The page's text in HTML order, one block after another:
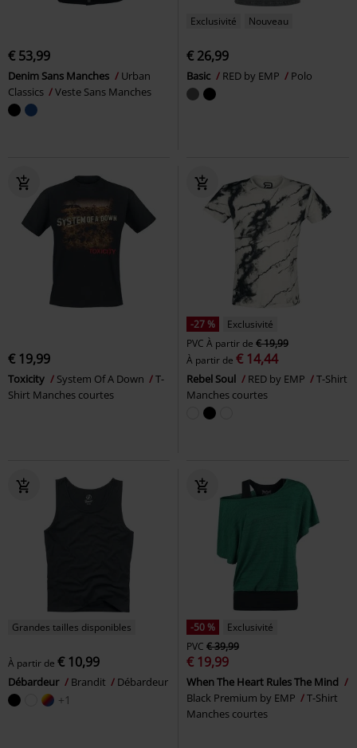
€ 53,99
Denim Sans Manches
Urban
Classics
Veste Sans Manches
Exclusivité Nouveau
€ 26,99
Basic RED by EMP Polo
€ 19,99
Toxicity System Of A Down
T-
Shirt Manches courtes
-27 %
Exclusivité
PVC À partir de € 19,99
À partir de € 14,44
Rebel Soul RED by EMP
T-Shirt
Manches courtes
Grandes tailles disponibles
À partir de € 10,99
Débardeur Brandit Débardeur
+1
-50 %
Exclusivité
PVC € 39,99
€ 19,99
When The Heart Rules The Mind
Black Premium by EMP
T-Shirt
Manches courtes